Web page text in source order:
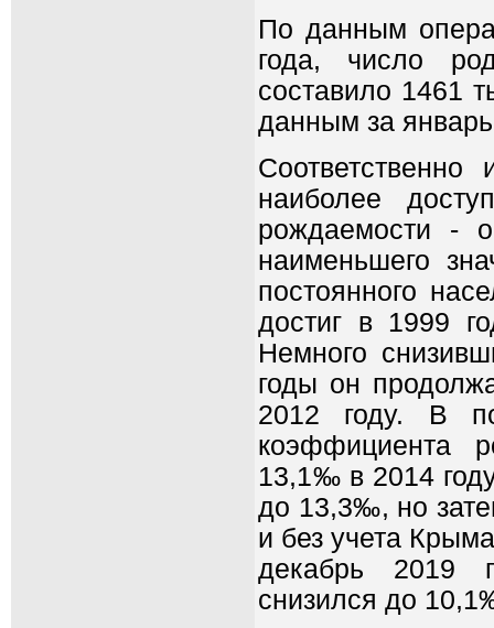
По данным
года, число
составило 1461
данным за
наиболее
рождаемости -
наименьшего
постоянного
достиг в 1999
Немного
годы он
2012 году. В
коэффициента
13,1‰ в 2014
до 13,3‰, но
и без учета
декабрь 2019
снизился до